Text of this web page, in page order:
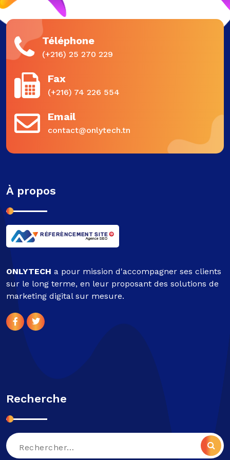
Téléphone
(+216) 25 270 229
Fax
(+216) 74 226 554
Email
contact@onlytech.tn
À propos
ONLYTECH a pour mission d'accompagner ses clients
sur le long terme, en leur proposant des solutions de
marketing digital sur mesure.
Recherche
Recherche